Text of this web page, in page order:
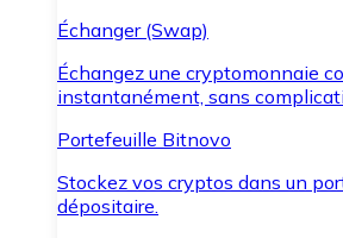
Échanger (Swap)
Échangez une cryptomonnaie
instantanément, sans
Portefeuille Bitnovo
Stockez vos cryptos dans un
dépositaire.